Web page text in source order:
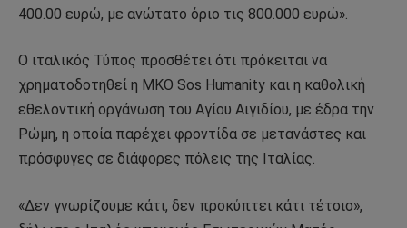
400.00 ευρώ, με ανώτατο όριο τις 800.000 ευρώ».
O ιταλικός Τύπος προσθέτει ότι πρόκειται να
χρηματοδοτηθεί η ΜΚΟ Sos Humanity και η καθολική
εθελοντική οργάνωση του Αγίου Αιγιδίου, με έδρα την
Ρώμη, η οποία παρέχει φροντίδα σε μετανάστες και
πρόσφυγες σε διάφορες πόλεις της Ιταλίας.
«Δεν γνωρίζουμε κάτι, δεν προκύπτει κάτι τέτοιο»,